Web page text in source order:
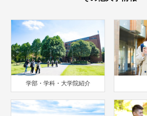
学部・学科・大学院紹介